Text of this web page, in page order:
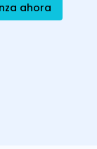
ahora